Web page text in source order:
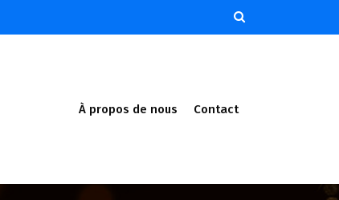
À propos de nous Contact